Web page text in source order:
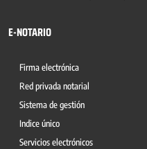
E-NOTARIO
Firma electrónica
Red privada notarial
Sistema de gestión
Indice único
Servicios electrónicos